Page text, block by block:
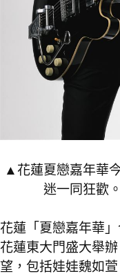
▲花蓮夏戀嘉年華
迷一同狂歡
花蓮「夏戀嘉年華
花蓮東大門盛大舉
望，包括娃娃魏如